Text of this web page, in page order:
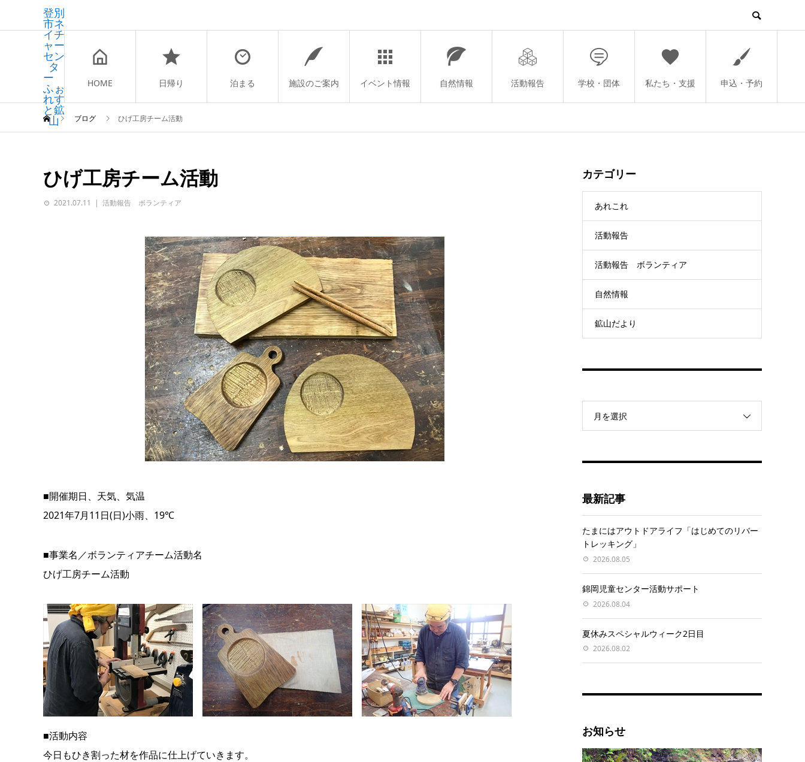
登別
市ネ
イチ
ャー
セン
タ
ー
ふぉ
れす
と鉱
山
HOME 日帰り 泊まる 施設のご案内 イベント情報 自然情報 活動報告 学校・団体 私たち・支援 申込・予約
ブログ ひげ工房チーム活動
ひげ工房チーム活動
2021.07.11 活動報告 ボランティア
■開催期日、天気、気温
2021年7月11日(日)小雨、19℃
■事業名／ボランティアチーム活動名
ひげ工房チーム活動
■活動内容
今日もひき割った材を作品に仕上げていきます。
カテゴリー
あれこれ
活動報告
活動報告 ボランティア
自然情報
鉱山だより
月を選択
最新記事
たまにはアウトドアライフ「はじめてのリバー
トレッキング」
2026.08.05
錦岡児童センター活動サポート
2026.08.04
夏休みスペシャルウィーク2日目
2026.08.02
お知らせ